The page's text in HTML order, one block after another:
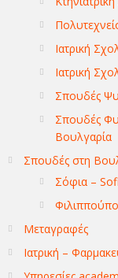
Ιατρική
Ιατρική
Σπουδές
Σπουδές
Βουλγαρία
Σπουδές στη
Σόφια –
Μεταγραφές
Ιατρική –